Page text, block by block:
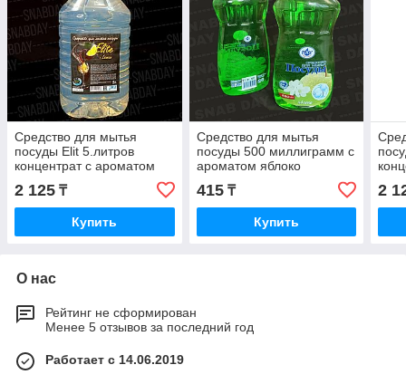
Средство для мытья
посуды Elit 5.литров
концентрат с ароматом
2 125 ₸
Купить
Средство для мытья
посуды 500 миллиграмм с
ароматом яблоко
415₸
Купить
2
О нас
Рейтинг не сформирован
Менее 5 отзывов за последний год
Работает с 14.06.2019